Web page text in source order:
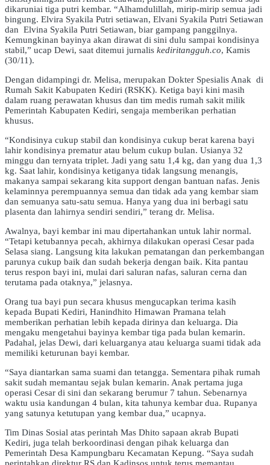
dikaruniai tiga putri kembar. “Alhamdulillah, mirip-mirip semua jadi
bingung. Elvira Syakila Putri setiawan, Elvani Syakila Putri Setiawan
dan Elvina Syakila Putri Setiawan, biar gampang panggilnya.
Kemungkinan bayinya akan dirawat di sini dulu sampai kondisinya
stabil,” ucap Dewi, saat ditemui jurnalis kediritangguh.co, Kamis
(30/11).
Dengan didampingi dr. Melisa, merupakan Dokter Spesialis Anak di
Rumah Sakit Kabupaten Kediri (RSKK). Ketiga bayi kini masih
dalam ruang perawatan khusus dan tim medis rumah sakit milik
Pemerintah Kabupaten Kediri, sengaja memberikan perhatian
khusus.
“Kondisinya cukup stabil dan kondisinya cukup berat karena bayi
lahir kondisinya prematur atau belum cukup bulan. Usianya 32
minggu dan ternyata triplet. Jadi yang satu 1,4 kg, dan yang dua 1,3
kg. Saat lahir, kondisinya ketiganya tidak langsung menangis,
makanya sampai sekarang kita support dengan bantuan nafas. Jenis
kelaminnya perempuannya semua dan tidak ada yang kembar siam
dan semuanya satu-satu semua. Hanya yang dua ini berbagi satu
plasenta dan lahirnya sendiri sendiri,” terang dr. Melisa.
Awalnya, bayi kembar ini mau dipertahankan untuk lahir normal.
“Tetapi ketubannya pecah, akhirnya dilakukan operasi Cesar pada
Selasa siang. Langsung kita lakukan pematangan dan perkembangan
parunya cukup baik dan sudah bekerja dengan baik. Kita pantau
terus respon bayi ini, mulai dari saluran nafas, saluran cerna dan
terutama pada otaknya,” jelasnya.
Orang tua bayi pun secara khusus mengucapkan terima kasih
kepada Bupati Kediri, Hanindhito Himawan Pramana telah
memberikan perhatian lebih kepada dirinya dan keluarga. Dia
mengaku mengetahui bayinya kembar tiga pada bulan kemarin.
Padahal, jelas Dewi, dari keluarganya atau keluarga suami tidak ada
memiliki keturunan bayi kembar.
“Saya diantarkan sama suami dan tetangga. Sementara pihak rumah
sakit sudah memantau sejak bulan kemarin. Anak pertama juga
operasi Cesar di sini dan sekarang berumur 7 tahun. Sebenarnya
waktu usia kandungan 4 bulan, kita tahunya kembar dua. Rupanya
yang satunya ketutupan yang kembar dua,” ucapnya.
Tim Dinas Sosial atas perintah Mas Dhito sapaan akrab Bupati
Kediri, juga telah berkoordinasi dengan pihak keluarga dan
Pemerintah Desa Kampungbaru Kecamatan Kepung. “Saya sudah